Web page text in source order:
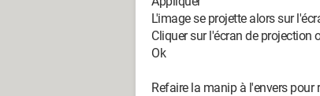
L'image se projette alors sur
Cliquer sur l'écran de projection
Ok
Refaire la manip à l'envers pour